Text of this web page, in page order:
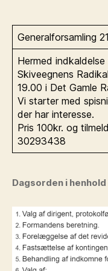
Generalforsamling
Hermed
Skiveegnens
19.00 i Det Gamle
Vi starter med
der har interesse.
Pris 100kr. og
30293438
Dagsorden i